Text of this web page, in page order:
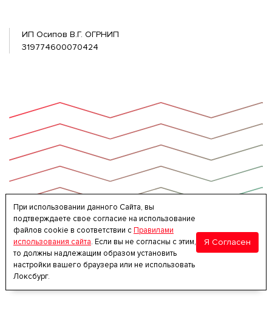
При использовании данного Сайта, вы
подтверждаете свое согласие на использование
файлов cookie в соответствии сПравилами
использования сайта. Если вы не согласны с этим,
то должны надлежащим образом установить
настройки вашего браузера или не использовать
Локсбург.
Я Согласен
ИП Осипов В.Г. ОГРНИП
319774600070424